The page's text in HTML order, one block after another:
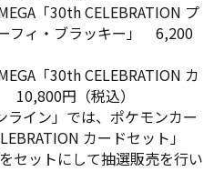
「30th CELEBRATION プ
フィ・ブラッキー」 6,200
「30th CELEBRATION カ
10,800円（税込）
イン」では、ポケモンカー
カードセット」
セットにして抽選販売を行い